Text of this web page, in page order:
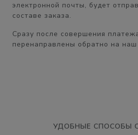
электронной почты, будет
составе заказа.
Сразу после совершения
перенаправлены обратно на наш
УДОБНЫЕ СПОСОБЫ